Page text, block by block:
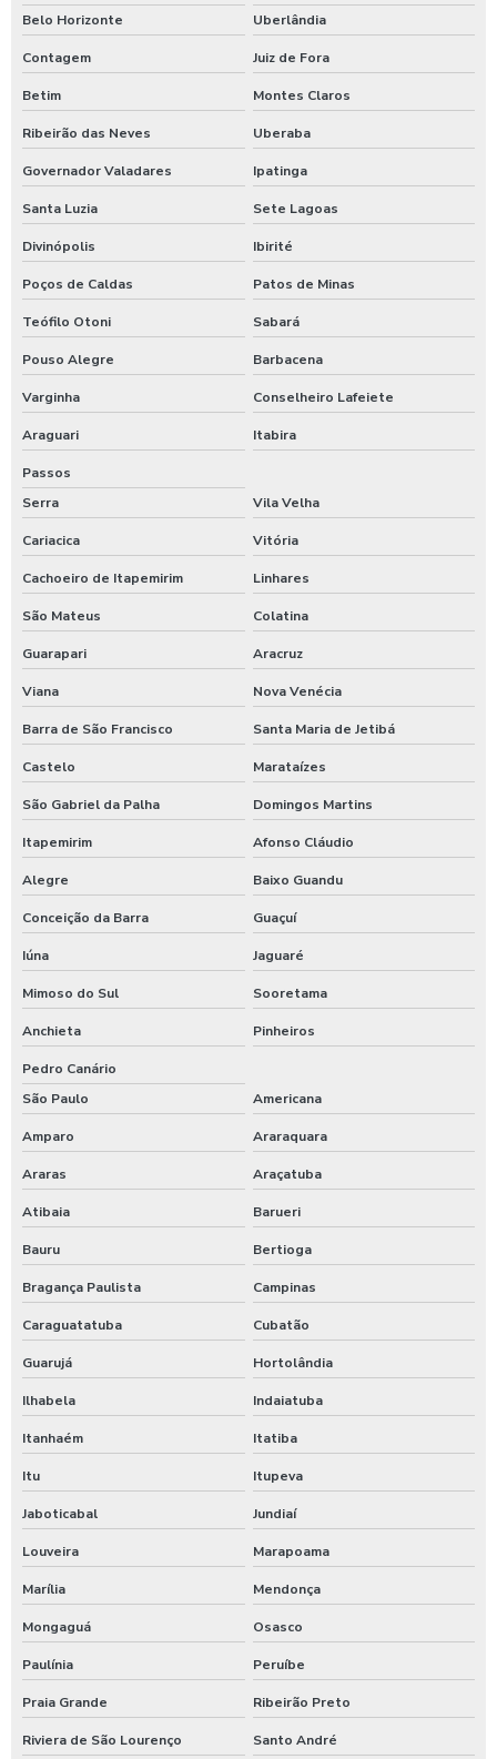
Válvula limitadora de vazão
Válvula on off
Válvula redutora de pressão
Válvula redutora de pressão 2 polegadas
Válvula redutora de pressão água
Válvula redutora de pressão caixa d água
Válvula reguladora de vazão
Válvula reguladora de vazão unidirecional
Válvula de retenção 100mm
Válvula de retenção 100mm preço
Válvula de retenção 100mm valor
Válvula de retenção 150mm ferro fundido
Válvula de retenção 4 polegadas
Válvula de retenção 4 polegadas flangeada
Válvula de retenção 400mm
Válvula de retenção 5 polegadas
Válvula de retenção para água
Válvula de retenção para água quente
Válvula de retenção para águas pluviais
Válvula de retenção para bomba
Válvula de retenção para caixa d água
Válvula de retenção para caixa d água preço
Válvula de retenção para esgoto 150mm
Válvula de retenção para esgoto 200mm
Válvula de retenção para esgoto 4 polegadas
Válvula de retenção para esgoto 75mm
Válvula de retenção para esgoto em ferro fundido
Válvula sustentadora de pressão
Válvula tipo y
Válvulas auto operadas
Válvulas de bloqueio
Válvulas saneamento
Válvulas para sistema de incêndio
Ventosa de alta performance
Belo Horizonte
Uberlândia
Contagem Juiz de Fora
Betim Montes Claros
Ribeirão das Neves Uberaba
Governador Valadares Ipatinga
Santa Luzia Sete Lagoas
Divinópolis Ibirité
Poços de Caldas Patos de Minas
Teófilo Otoni Sabará
Pouso Alegre Barbacena
Varginha Conselheiro Lafeiete
Araguari Itabira
Passos
Serra
Vila Velha
Cariacica Vitória
Cachoeiro de Itapemirim Linhares
São Mateus Colatina
Guarapari Aracruz
Viana Nova Venécia
Barra de São Francisco Santa Maria de Jetibá
Castelo Marataízes
São Gabriel da Palha Domingos Martins
Itapemirim Afonso Cláudio
Alegre Baixo Guandu
Conceição da Barra Guaçuí
Iúna Jaguaré
Mimoso do Sul Sooretama
Anchieta Pinheiros
Pedro Canário
São Paulo
Americana
Amparo Araraquara
Araras Araçatuba
Atibaia Barueri
Bauru Bertioga
Bragança Paulista Campinas
Caraguatatuba Cubatão
Guarujá Hortolândia
Ilhabela Indaiatuba
Itanhaém Itatiba
Itu Itupeva
Jaboticabal Jundiaí
Louveira Marapoama
Marília Mendonça
Mongaguá Osasco
Paulínia Peruíbe
Praia Grande Ribeirão Preto
Riviera de São Lourenço Santo André